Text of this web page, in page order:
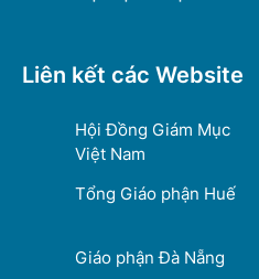
Liên kết các Website
Hội Đồng Giám Mục
Việt Nam
Tổng Giáo phận Huế
Giáo phận Đà Nẵng